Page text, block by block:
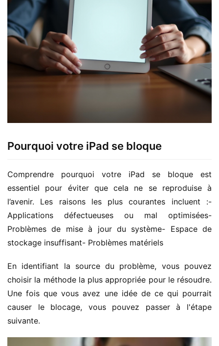
Pourquoi votre iPad se bloque
Comprendre pourquoi votre iPad se bloque est
essentiel pour éviter que cela ne se reproduise à
l’avenir. Les raisons les plus courantes incluent :-
Applications défectueuses ou mal optimisées-
Problèmes de mise à jour du système- Espace de
stockage insuffisant- Problèmes matériels
En identifiant la source du problème, vous pouvez
choisir la méthode la plus appropriée pour le résoudre.
Une fois que vous avez une idée de ce qui pourrait
causer le blocage, vous pouvez passer à l'étape
suivante.